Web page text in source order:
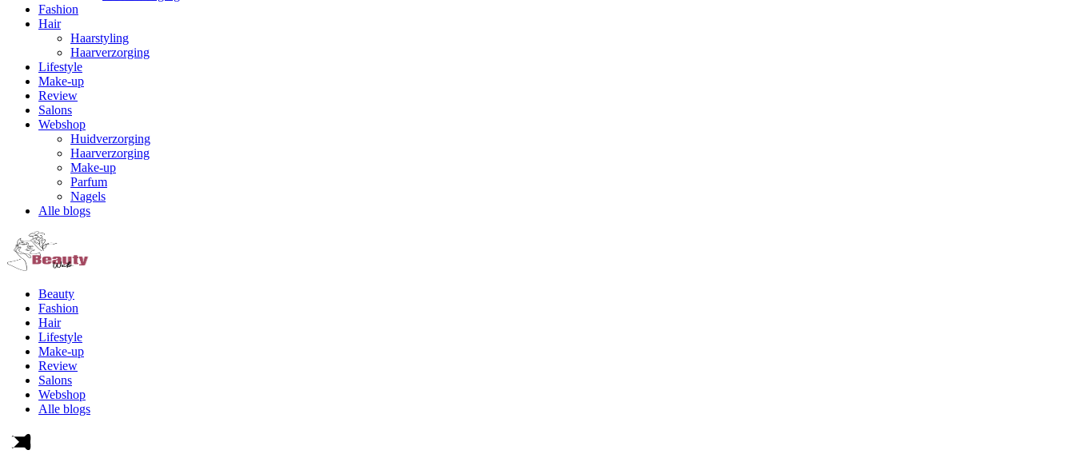
Fashion
Hair
Haarstyling
Haarverzorging
Lifestyle
Make-up
Review
Salons
Webshop
Huidverzorging
Haarverzorging
Make-up
Parfum
Nagels
Alle blogs
Beauty
Fashion
Hair
Lifestyle
Make-up
Review
Salons
Webshop
Alle blogs